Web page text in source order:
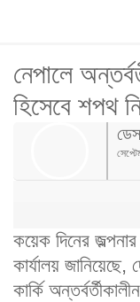
নেপালে
হিসেবে শপথ
কয়েক দিনের
কার্যালয় জানিয়েছে,
কার্কি